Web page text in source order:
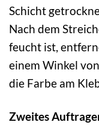
Schicht
Nach dem
feucht ist,
einem Winkel
die Farbe am
Zweites